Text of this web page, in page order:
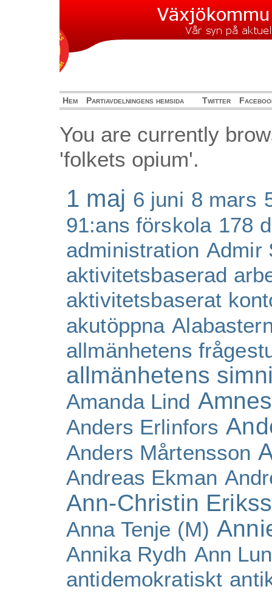
Hem Partiavdelningens hemsida Twitter
You are currently
'folkets opium'.
1 maj 6 juni 8 mars
91:ans förskola 178
administration Admir
aktivitetsbaserad
aktivitetsbaserat
akutöppna
allmänhetens
allmänhetens
Amanda Lind
Anders Erlinfors
Anders Mårtensson
Andreas Ekman
Ann-Christin
Anna Tenje (M)
Annika Rydh Ann
antidemokratiskt